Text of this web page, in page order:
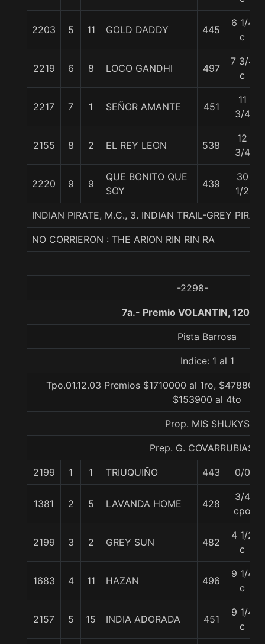
2203 5 11 GOLD DADDY 445
6 1/4
c
2219 6 8 LOCO GANDHI 497
7 3/4
c
2217 7 1 SEÑOR AMANTE 451
11
3/4
2155 8 2 EL REY LEON 538
12
3/4
2220 9 9
QUE BONITO QUE
SOY
439
30
1/2
INDIAN PIRATE, M.C., 3. INDIAN TRAIL-GREY
NO CORRIERON : THE ARION RIN RIN RA
-2298-
7a.- Premio VOLANTIN, 1200
Pista Barrosa
Indice: 1 al 1
Tpo.01.12.03 Premios $1710000 al 1ro,
$153900 al 4to
Prop. MIS SHUKYS
Prep. G. COVARRUBIAS E.
2199 1 1 TRIUQUIÑO 443 0/0
1381 2 5 LAVANDA HOME 428
3/4
cpo
2199 3 2 GREY SUN 482
4 1/2
c
1683 4 11 HAZAN 496
9 1/4
c
2157 5 15 INDIA ADORADA 451
9 1/4
c